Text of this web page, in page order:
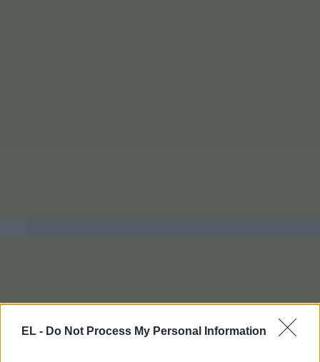
EL - Do Not Process My Personal Information